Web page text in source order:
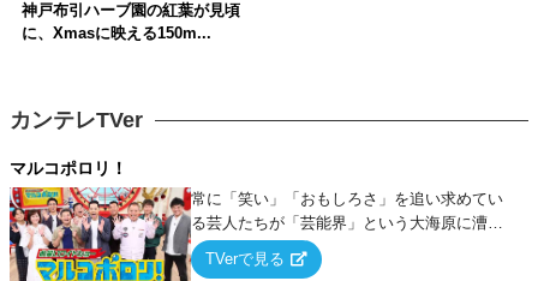
神戸布引ハーブ園の紅葉が見頃
に、Xmasに映える150m...
カンテレTVer
マルコポロリ！
常に「笑い」「おもしろさ」を追い求めてい
る芸人たちが「芸能界」という大海原に漕ぎ
出でて、新たなオモシロ人間を発掘する！
TVerで見る